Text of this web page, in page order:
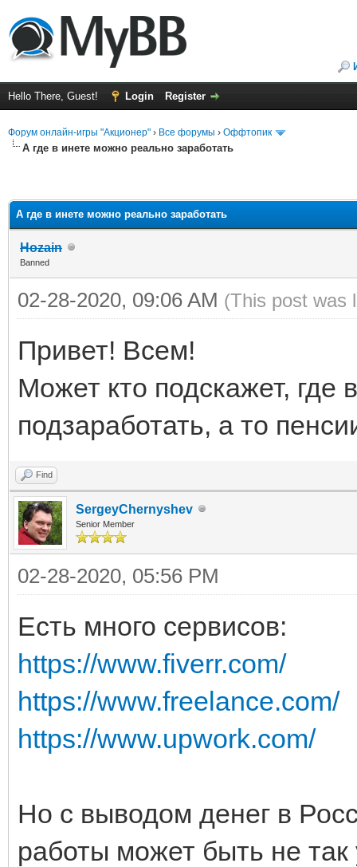
Hello There, Guest! Login Register
Форум онлайн-игры "Акционер" › Все форумы › Оффтопик
А где в инете можно реально заработать
А где в инете можно реально заработать
Hozain
Banned
02-28-2020, 09:06 AM (This post was
Привет! Всем!
Может кто подскажет,
подзаработать, а то
Find
SergeyChernyshev
Senior Member
02-28-2020, 05:56 PM
Есть много сервисов:
https://www.fiverr.com/
https://www.freelance.com/
https://www.upwork.com/
Но с выводом денег в
работы может быть не